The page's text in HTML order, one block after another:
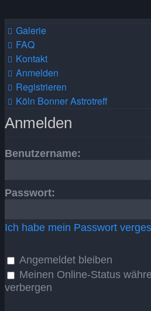
Galerie
FAQ
Kontakt
Anmelden
Registrieren
Köln Bonner Astrotreff
Anmelden
Benutzername:
Passwort:
Ich habe mein Passwort
Angemeldet bleiben
Meinen Online-Status
verbergen